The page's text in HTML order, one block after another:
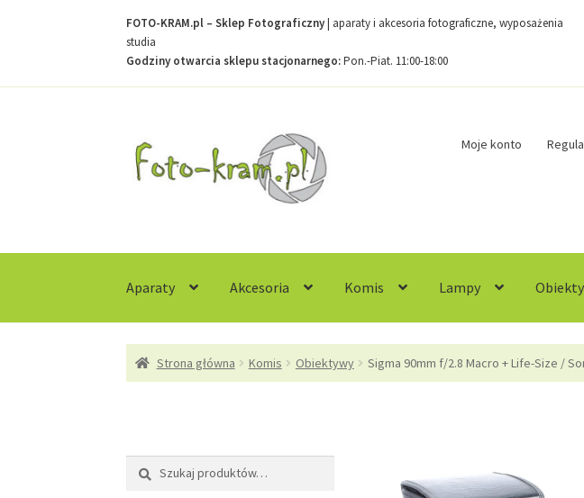
FOTO-KRAM.pl – Sklep Fotograficzny| aparaty i akcesoria fotograficzne, wyposażenia
studia
Godziny otwarcia sklepu stacjonarnego:Pon.-Piat. 11:00-18:00
do
nawigacji
do
treści
Moje konto
Aparaty Akcesoria Komis Lampy
Strona głównaKontaktKoszykMoje kontoRegulaminSample PageSklep
Strona główna Komis Obiektywy Sigma 90mm f/2.8 Macro + Life-Size /
Szukaj:
Szukaj